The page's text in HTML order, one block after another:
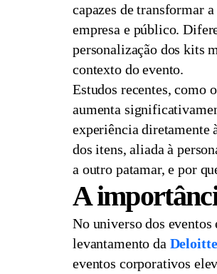
capazes de transformar
empresa e público.
personalização dos kits
contexto do evento.
Estudos recentes, como
aumenta
experiência diretamente
dos itens, aliada à
a outro patamar, e por
A
No universo dos eventos
levantamento da Deloitte
eventos corporativos